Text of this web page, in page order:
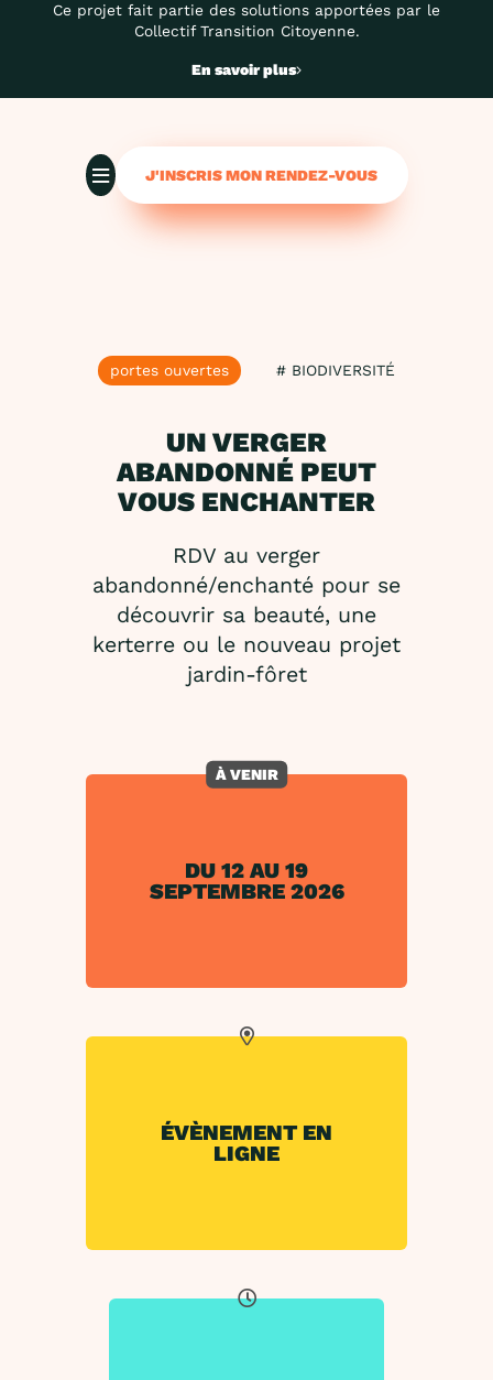
Ce projet fait partie des solutions apportées par le
Collectif Transition Citoyenne.
En savoir plus
J'INSCRIS MON RENDEZ-VOUS
portes ouvertes # BIODIVERSITÉ
UN VERGER
ABANDONNÉ PEUT
VOUS ENCHANTER
RDV au verger
abandonné/enchanté pour se
découvrir sa beauté, une
kerterre ou le nouveau projet
jardin-fôret
À VENIR
DU 12 AU 19
SEPTEMBRE 2026
ÉVÈNEMENT EN
LIGNE